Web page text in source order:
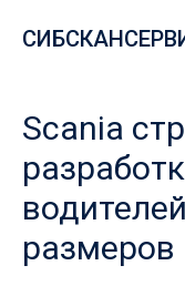
Scania
размеров